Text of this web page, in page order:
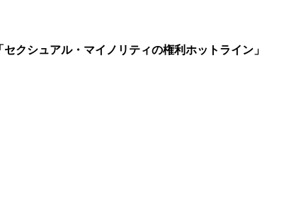
クシュアル・マイノリティの権利ホットライン」